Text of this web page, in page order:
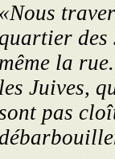
«Nous
des
même la
les Juives,
pas